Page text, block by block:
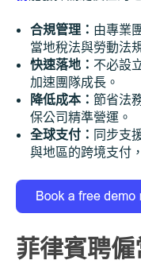
合規管理： 由專業
當地稅法與勞動法
快速落地： 不必設
加速團隊成長。
降低成本： 節省法
保公司精準營運。
全球支付： 同步支
與地區的跨境支付
菲律賓聘